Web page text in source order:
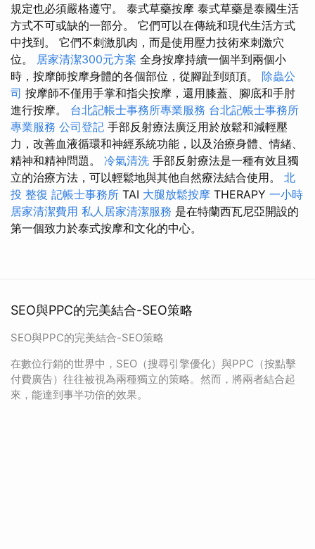
規定也必須嚴格遵守。 泰式草藥按摩 泰式草藥是泰國生活
方式不可或缺的一部分。 它們可以在傳統和現代生活方式
中找到。 它們不刺激肌肉，而是使用壓力技術來刺激穴
位。 居家清潔300元方案 全身按摩持續一個半到兩個小
時，按摩師按摩身體的各個部位，從腳趾到頭頂。 除蟲公
司 按摩師不僅用手掌和指尖按摩，還用膝蓋、腳底和手肘
進行按摩。 台北記帳士事務所專業服務 台北記帳士事務所
專業服務 公司登記 手部反射療法廣泛用於放鬆和減輕壓
力，改善血液循環和神經系統功能，以及治療身體、情緒、
精神和精神問題。 冷氣清洗 手部反射療法是一種有效且獨
立的治療方法，可以輕鬆地與其他自然療法結合使用。 北
投 整復 記帳士事務所 TAI 大腿放鬆按摩 THERAPY 一小時
居家清潔費用 私人居家清潔服務 是在特蘭西瓦尼亞開設的
第一個致力於泰式按摩和文化的中心。
SEO與PPC的完美結合-SEO策略
SEO與PPC的完美結合-SEO策略
在數位行銷的世界中，SEO（搜尋引擎優化）與PPC（按點擊
付費廣告）往往被視為兩種獨立的策略。然而，將兩者結合起
來，能達到事半功倍的效果。